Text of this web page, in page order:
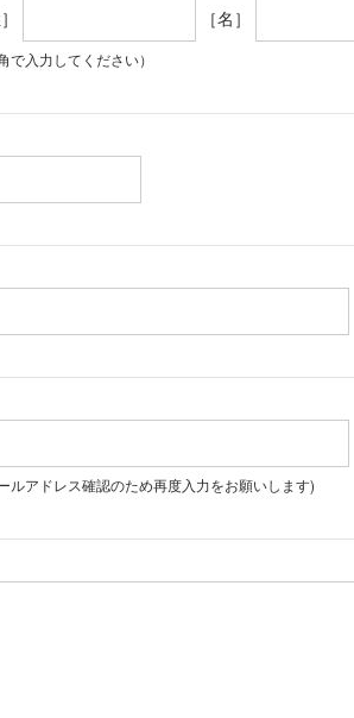
［名］
で入力してください）
ールアドレス確認のため再度入力をお願いします)